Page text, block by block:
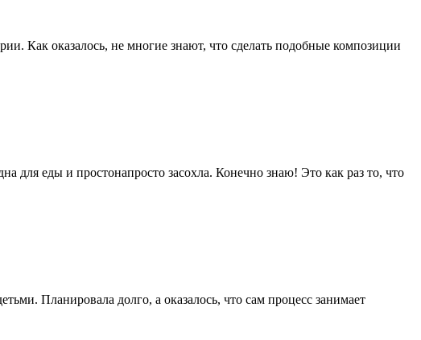
Как оказалось, не многие знают, что сделать подобные композиции
для еды и простонапросто засохла. Конечно знаю! Это как раз то, что
Планировала долго, а оказалось, что сам процесс занимает